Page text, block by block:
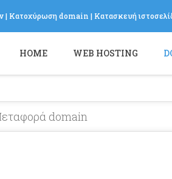
Log in orSign up
| Κατοχύρωση domain | Κατασκευή
HOME WEB HOSTING